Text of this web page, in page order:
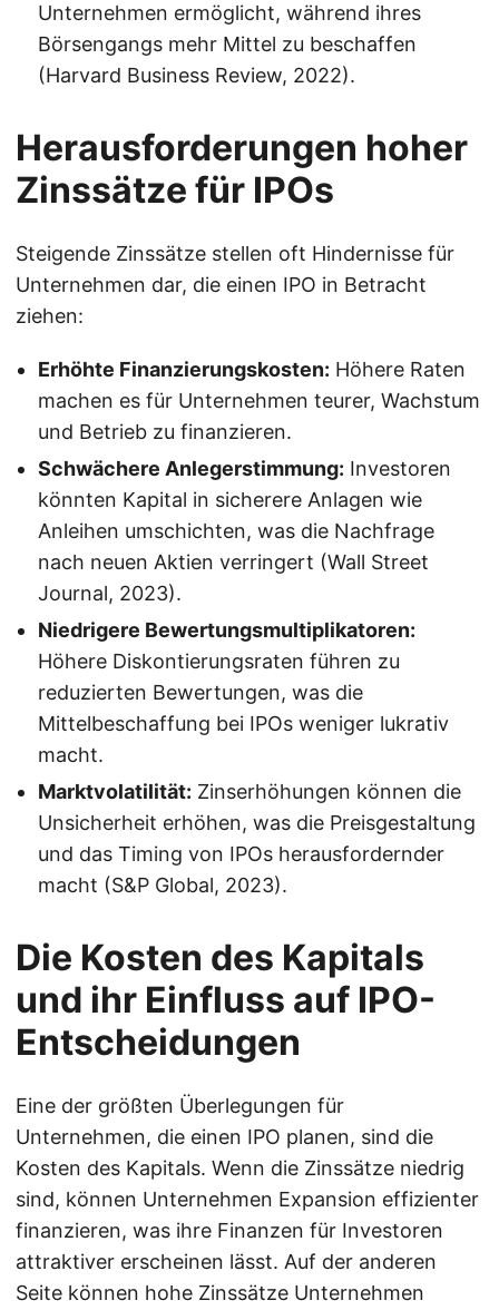
Unternehmen ermöglicht, während ihres
Börsengangs mehr Mittel zu beschaffen
(Harvard Business Review, 2022).
Herausforderungen hoher
Zinssätze für IPOs
Steigende Zinssätze stellen oft Hindernisse für
Unternehmen dar, die einen IPO in Betracht
ziehen:
Erhöhte Finanzierungskosten: Höhere Raten
machen es für Unternehmen teurer, Wachstum
und Betrieb zu finanzieren.
Schwächere Anlegerstimmung: Investoren
könnten Kapital in sicherere Anlagen wie
Anleihen umschichten, was die Nachfrage
nach neuen Aktien verringert (Wall Street
Journal, 2023).
Niedrigere Bewertungsmultiplikatoren:
Höhere Diskontierungsraten führen zu
reduzierten Bewertungen, was die
Mittelbeschaffung bei IPOs weniger lukrativ
macht.
Marktvolatilität: Zinserhöhungen können die
Unsicherheit erhöhen, was die Preisgestaltung
und das Timing von IPOs herausfordernder
macht (S&P Global, 2023).
Die Kosten des Kapitals
und ihr Einfluss auf IPO-
Entscheidungen
Eine der größten Überlegungen für
Unternehmen, die einen IPO planen, sind die
Kosten des Kapitals. Wenn die Zinssätze niedrig
sind, können Unternehmen Expansion effizienter
finanzieren, was ihre Finanzen für Investoren
attraktiver erscheinen lässt. Auf der anderen
Seite können hohe Zinssätze Unternehmen